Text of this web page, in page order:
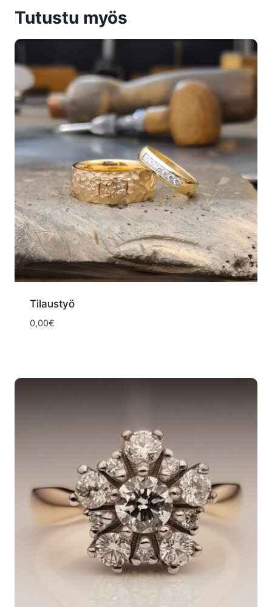
Tutustu myös
Tilaustyö
0,00€